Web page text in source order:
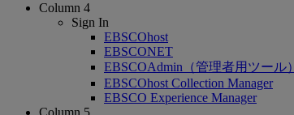
Column 4
Sign In
EBSCOhost
EBSCONET
EBSCOAdmin（管理者用ツール）
EBSCOhost Collection Manager
EBSCO Experience Manager